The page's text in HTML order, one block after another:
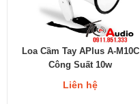
Loa Cầm Tay APlus A-M10C
Công Suất 10w
Liên hệ